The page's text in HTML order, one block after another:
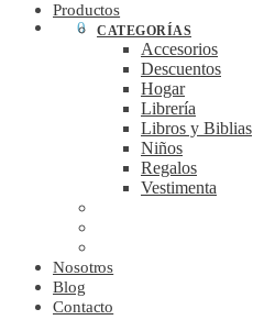
0
Productos
CATEGORÍAS
Accesorios
Descuentos
Hogar
Librería
Libros y Biblias
Niños
Regalos
Vestimenta
Nosotros
Blog
Contacto